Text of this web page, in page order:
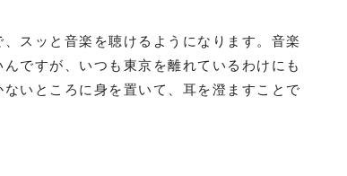
スッと音楽を聴けるようになります。音楽
ですが、いつも東京を離れているわけにも
いところに身を置いて、耳を澄ますことで